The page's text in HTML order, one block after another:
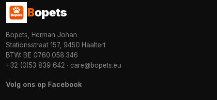
Bopets
Bopets, Herman Johan
Stationsstraat 157, 9450 Haaltert
BTW: BE 0760.058.346
+32 (0)53 839 642 · care@bopets.eu
Volg ons op Facebook